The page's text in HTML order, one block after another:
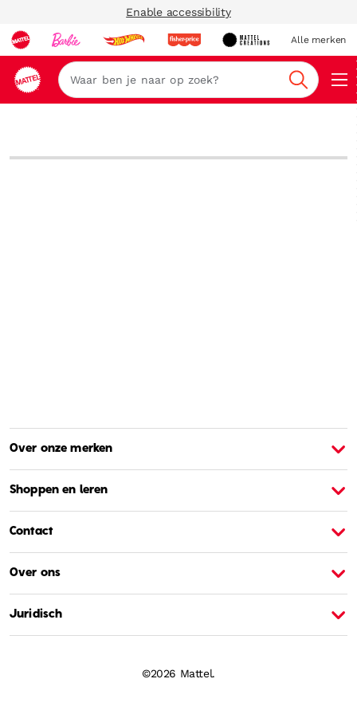
Enable accessibility
Alle merken
Zoeken
Over onze merken
Shoppen en leren
Contact
Over ons
Juridisch
©2026 Mattel.